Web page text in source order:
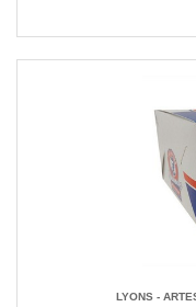
LYONS -